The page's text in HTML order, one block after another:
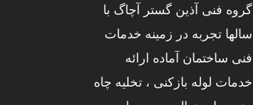
گروه فنی آذین گستر آچاگ با
سالها تجربه در زمینه خدمات
فنی ساختمان آماده ارائه
خدمات لوله بازکنی ، تخلیه چاه